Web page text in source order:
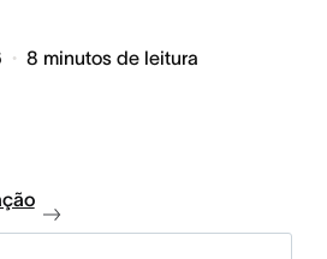
8 minutos de leitura